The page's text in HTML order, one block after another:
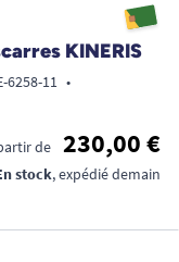
KINERIS
6258-11 •
de
230,00 €
stock, expédié demain